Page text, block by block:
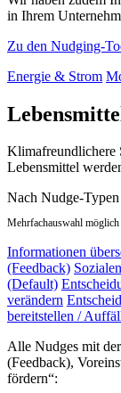
in Ihrem
Zu den Nudging-
Energie & Strom
Klimafreundlichere
Lebensmittel
Nach Nudge-
Mehrfachauswahl möglich
Informationen
(Feedback)
(Default)
verändern
bereitstellen /
Alle Nudges mit
(Feedback),
fördern“: